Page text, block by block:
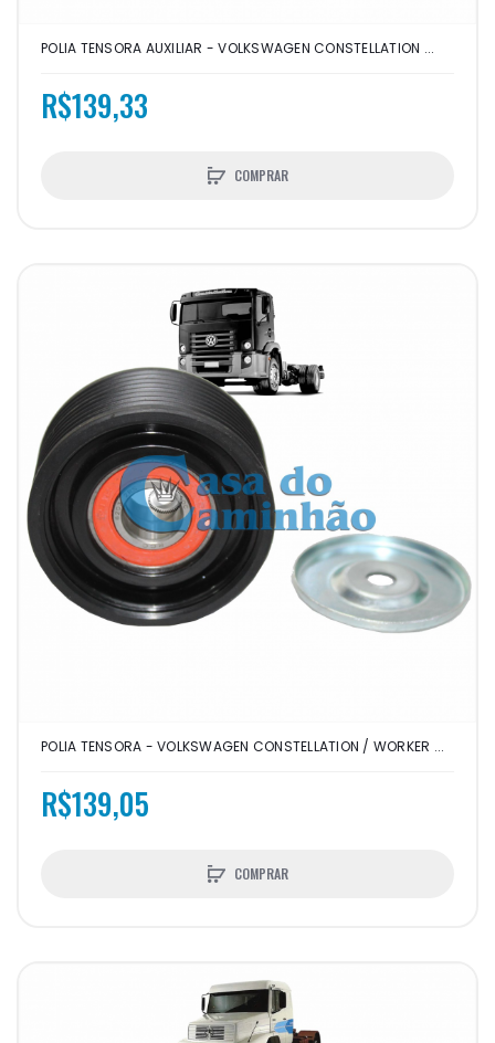
POLIA TENSORA AUXILIAR - VOLKSWAGEN CONSTELLATION ...
R$139,33
COMPRAR
POLIA TENSORA - VOLKSWAGEN CONSTELLATION / WORKER ...
R$139,05
COMPRAR